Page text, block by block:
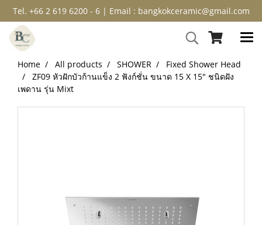
Tel. +66 2 619 6200 - 6 | Email : bangkokceramic@gmail.com
Home All products SHOWER
Fixed Shower Head
ZF09 หัวฝักบัวก้านแข็ง 2 ฟังก์ชั่น ขนาด 15 X 15″ ชนิดฝัง
เพดาน รุ่น Mixt